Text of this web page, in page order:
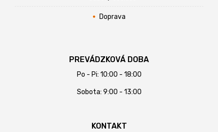
Doprava
PREVÁDZKOVÁ DOBA
Po - Pi: 10:00 - 18:00
Sobota: 9:00 - 13:00
KONTAKT